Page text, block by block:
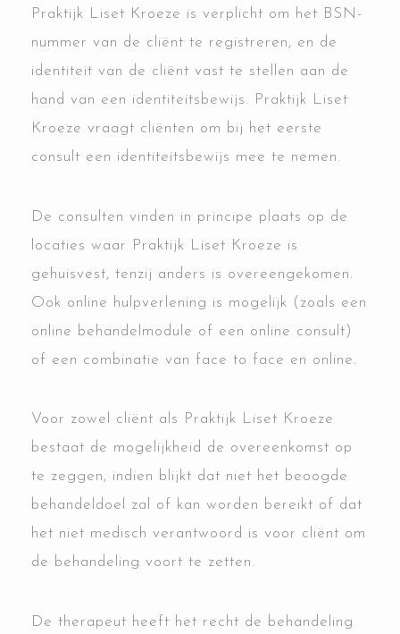
Praktijk Liset Kroeze is verplicht om het BSN-
nummer van de cliënt te registreren, en de
identiteit van de cliënt vast te stellen aan de
hand van een identiteitsbewijs. Praktijk Liset
Kroeze vraagt cliënten om bij het eerste
consult een identiteitsbewijs mee te nemen.
De consulten vinden in principe plaats op de
locaties waar Praktijk Liset Kroeze is
gehuisvest, tenzij anders is overeengekomen.
Ook online hulpverlening is mogelijk (zoals een
online behandelmodule of een online consult)
of een combinatie van face to face en online.
Voor zowel cliënt als Praktijk Liset Kroeze
bestaat de mogelijkheid de overeenkomst op
te zeggen, indien blijkt dat niet het beoogde
behandeldoel zal of kan worden bereikt of dat
het niet medisch verantwoord is voor cliënt om
de behandeling voort te zetten.
De therapeut heeft het recht de behandeling